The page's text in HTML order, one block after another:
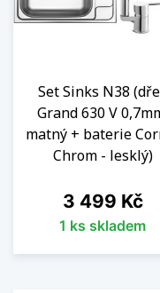
Set Sinks N38
Grand 630 V
matný + baterie
Chrom - lesklý)
Cena
3 499 Kč
1 ks skladem